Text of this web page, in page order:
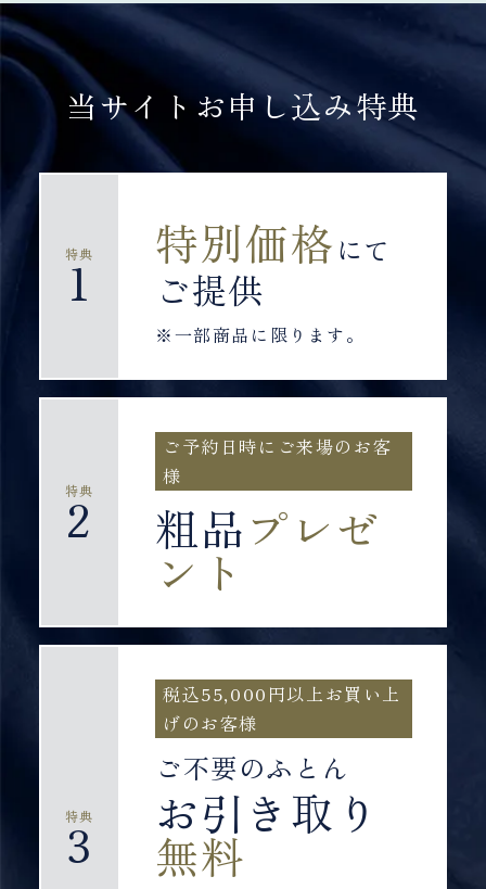
当サイトお申し込み特典
特典
1
特別価格 にて
ご提供
※一部商品に限ります。
特典
2
ご予約日時にご来場のお客
様
粗品プレゼ
ント
特典
3
税込55,000円以上お買い上
げのお客様
ご不要のふとん
お引き取り
無料